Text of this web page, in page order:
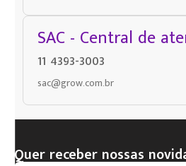
SAC - Central de
11 4393-3003
sac@grow.com.br
Quer receber nossas